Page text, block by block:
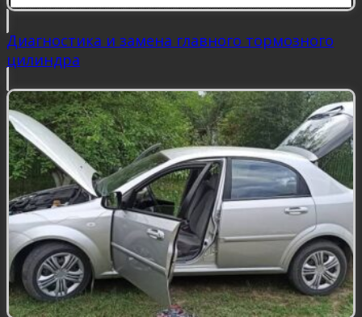
Диагностика и замена главного тормозного
цилиндра